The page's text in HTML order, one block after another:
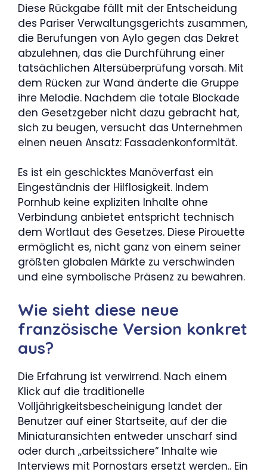
Diese Rückgabe fällt mit der Entscheidung
des Pariser Verwaltungsgerichts zusammen,
die Berufungen von Aylo gegen das Dekret
abzulehnen, das die Durchführung einer
tatsächlichen Altersüberprüfung vorsah. Mit
dem Rücken zur Wand änderte die Gruppe
ihre Melodie. Nachdem die totale Blockade
den Gesetzgeber nicht dazu gebracht hat,
sich zu beugen, versucht das Unternehmen
einen neuen Ansatz: Fassadenkonformität.
Es ist ein geschicktes Manöverfast ein
Eingeständnis der Hilflosigkeit. Indem
Pornhub keine expliziten Inhalte ohne
Verbindung anbietet entspricht technisch
dem Wortlaut des Gesetzes. Diese Pirouette
ermöglicht es, nicht ganz von einem seiner
größten globalen Märkte zu verschwinden
und eine symbolische Präsenz zu bewahren.
Wie sieht diese neue
französische Version konkret
aus?
Die Erfahrung ist verwirrend. Nach einem
Klick auf die traditionelle
Volljährigkeitsbescheinigung landet der
Benutzer auf einer Startseite, auf der die
Miniaturansichten entweder unscharf sind
oder durch „arbeitssichere“ Inhalte wie
Interviews mit Pornostars ersetzt werden.. Ein